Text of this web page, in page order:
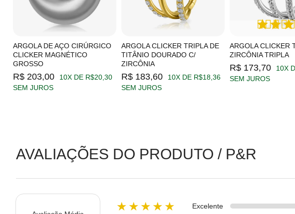
ARGOLA DE AÇO CIRÚRGICO
CLICKER MAGNÉTICO
GROSSO
R$ 203,00
10X DE R$20,30
SEM JUROS
ARGOLA CLICKER TRIPLA DE
TITÂNIO DOURADO C/
ZIRCÔNIA
R$ 183,60
10X DE R$18,36
SEM JUROS
ARGOLA CLICKER
ZIRCÔNIA TRIPLA
R$ 173,70
10X
SEM JUROS
AVALIAÇÕES DO PRODUTO / P&R
★★★★★ Excelente